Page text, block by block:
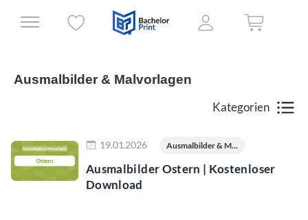
Ausmalbilder & Malvorlagen
Kategorien
19.01.2026 Ausmalbilder & M...
Ausmalbilder Ostern | Kostenloser
Download